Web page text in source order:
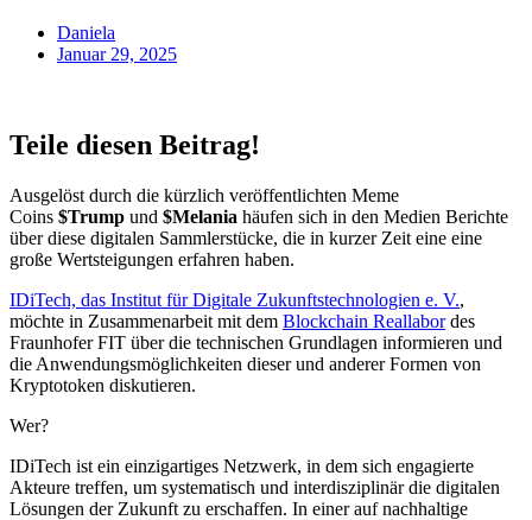
Daniela
Januar 29, 2025
Teile diesen Beitrag!
Ausgelöst durch die kürzlich veröffentlichten Meme
Coins $Trump und $Melania häufen sich in den Medien Berichte
über diese digitalen Sammlerstücke, die in kurzer Zeit eine eine
große Wertsteigungen erfahren haben.
IDiTech, das Institut für Digitale Zukunftstechnologien e. V.,
möchte in Zusammenarbeit mit dem Blockchain Reallabordes
Fraunhofer FIT über die technischen Grundlagen informieren und
die Anwendungsmöglichkeiten dieser und anderer Formen von
Kryptotoken diskutieren.
Wer?
IDiTech ist ein einzigartiges Netzwerk, in dem sich engagierte
Akteure treffen, um systematisch und interdisziplinär die digitalen
Lösungen der Zukunft zu erschaffen. In einer auf nachhaltige